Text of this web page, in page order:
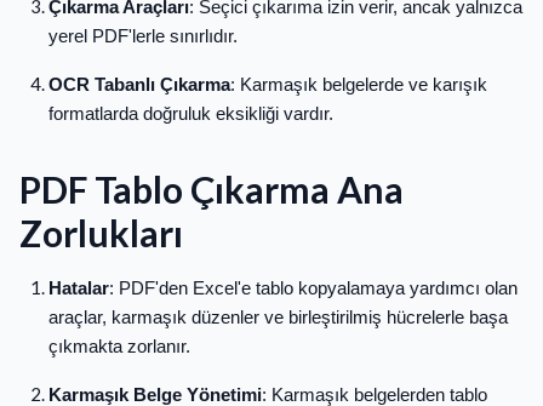
Çıkarma Araçları: Seçici çıkarıma izin verir, ancak yalnızca
yerel PDF'lerle sınırlıdır.
OCR Tabanlı Çıkarma: Karmaşık belgelerde ve karışık
formatlarda doğruluk eksikliği vardır.
PDF Tablo Çıkarma Ana
Zorlukları
Hatalar: PDF'den Excel'e tablo kopyalamaya yardımcı olan
araçlar, karmaşık düzenler ve birleştirilmiş hücrelerle başa
çıkmakta zorlanır.
Karmaşık Belge Yönetimi: Karmaşık belgelerden tablo